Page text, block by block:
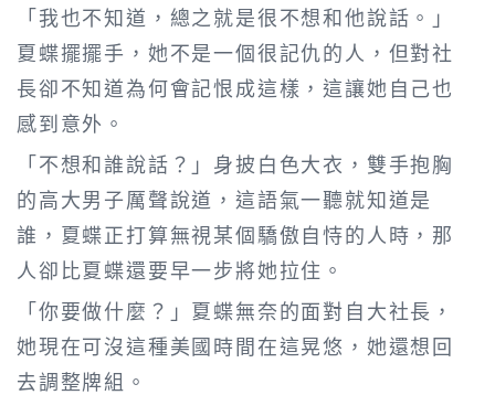
「我也不知道，總之就是很不想和他說話。」
夏蝶擺擺手，她不是一個很記仇的人，但對社
長卻不知道為何會記恨成這樣，這讓她自己也
感到意外。
「不想和誰說話？」身披白色大衣，雙手抱胸
的高大男子厲聲說道，這語氣一聽就知道是
誰，夏蝶正打算無視某個驕傲自恃的人時，那
人卻比夏蝶還要早一步將她拉住。
「你要做什麼？」夏蝶無奈的面對自大社長，
她現在可沒這種美國時間在這晃悠，她還想回
去調整牌組。